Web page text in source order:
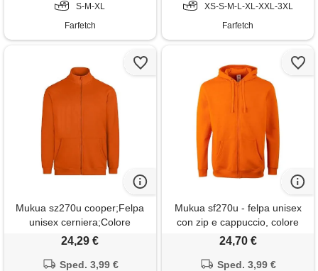
S-M-XL
Farfetch
XS-S-M-L-XL-XXL-3XL
Farfetch
Mukua sz270u cooper;Felpa
unisex cerniera;Colore
arancione;Taglia l, orange
24,29 €
Sped. 3,99 €
Mukua sf270u - felpa unisex
con zip e cappuccio, colore
arancione, taglia m, orange
24,70 €
Sped. 3,99 €